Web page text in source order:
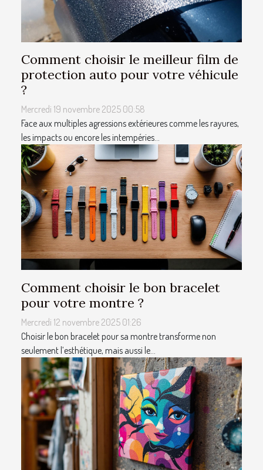
Comment choisir le meilleur film de
protection auto pour votre véhicule
?
Mercredi 19 novembre 2025 00:58
Face aux multiples agressions extérieures comme les rayures,
les impacts ou encore les intempéries...
Comment choisir le bon bracelet
pour votre montre ?
Mercredi 12 novembre 2025 01:26
Choisir le bon bracelet pour sa montre transforme non
seulement l’esthétique, mais aussi le...